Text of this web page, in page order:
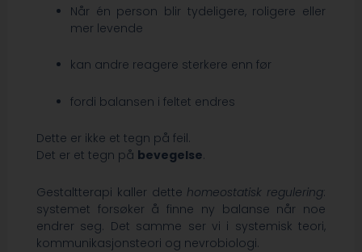
Når én person blir tydeligere, roligere eller
mer levende
kan andre reagere sterkere enn før
fordi balansen i feltet endres
Dette er ikke et tegn på feil.
Det er et tegn på bevegelse.
Gestaltterapi kaller dette homeostatisk regulering:
systemet forsøker å finne ny balanse når noe
endrer seg. Det samme ser vi i systemisk teori,
kommunikasjonsteori og nevrobiologi.